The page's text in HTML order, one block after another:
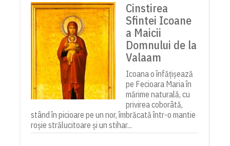
Cinstirea
Sfintei Icoane
a Maicii
Domnului de la
Valaam
Icoana o înfățișează
pe Fecioara Maria în
mărime naturală, cu
privirea coborâtă,
stând în picioare pe un nor, îmbrăcată într-o mantie
roșie strălucitoare și un stihar...